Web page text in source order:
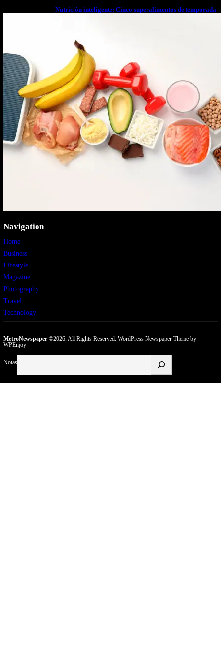
Nutrición inteligente: Cinco superalimentos de temporada
Navigation
Home
Business
Lifestyle
Magazine
Photography
Travel
Technology
MetroNewspaper©2026. All Rights Reserved. WordPress Newspaper Themeby
WPEnjoy
Notas